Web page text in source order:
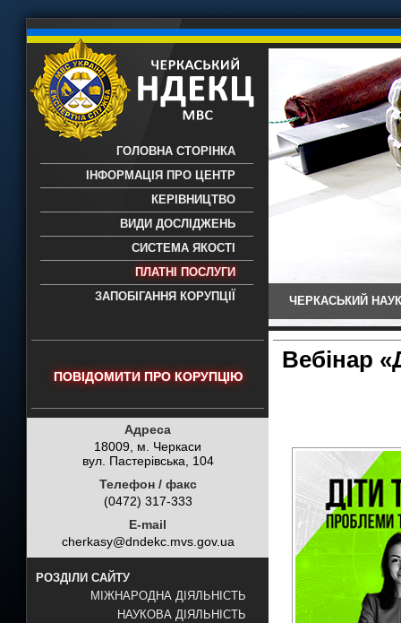
науково-дослідний експертно-
- проведення всих видів судових
експертиз
ГОЛОВНА СТОРІНКА
ІНФОРМАЦІЯ ПРО ЦЕНТР
КЕРІВНИЦТВО
ВИДИ ДОСЛІДЖЕНЬ
СИСТЕМА ЯКОСТІ
ПЛАТНІ ПОСЛУГИ
ЗАПОБІГАННЯ КОРУПЦІЇ
ЧЕРКАСЬКИЙ
ПОВІДОМИТИ ПРО КОРУПЦІЮ
Адреса
18009, м. Черкаси
вул. Пастерівська, 104
Телефон / факс
(0472) 317-333
E-mail
cherkasy@dndekc.mvs.gov.ua
РОЗДІЛИ САЙТУ
МІЖНАРОДНА ДІЯЛЬНІСТЬ
НАУКОВА ДІЯЛЬНІСТЬ
Вебінар